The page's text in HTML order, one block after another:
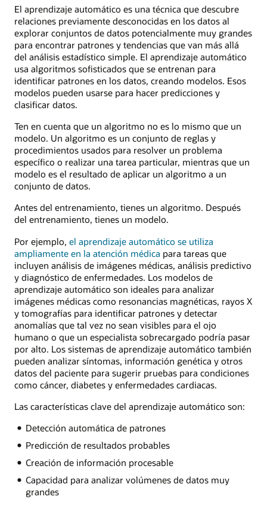
El aprendizaje automático es una técnica que descubre
relaciones previamente desconocidas en los datos al
explorar conjuntos de datos potencialmente muy grandes
para encontrar patrones y tendencias que van más allá
del análisis estadístico simple. El aprendizaje automático
usa algoritmos sofisticados que se entrenan para
identificar patrones en los datos, creando modelos. Esos
modelos pueden usarse para hacer predicciones y
clasificar datos.
Ten en cuenta que un algoritmo no es lo mismo que un
modelo. Un algoritmo es un conjunto de reglas y
procedimientos usados para resolver un problema
específico o realizar una tarea particular, mientras que un
modelo es el resultado de aplicar un algoritmo a un
conjunto de datos.
Antes del entrenamiento, tienes un algoritmo. Después
del entrenamiento, tienes un modelo.
Por ejemplo, el aprendizaje automático se utiliza
ampliamente en la atención médica para tareas que
incluyen análisis de imágenes médicas, análisis predictivo
y diagnóstico de enfermedades. Los modelos de
aprendizaje automático son ideales para analizar
imágenes médicas como resonancias magnéticas, rayos X
y tomografías para identificar patrones y detectar
anomalías que tal vez no sean visibles para el ojo
humano o que un especialista sobrecargado podría pasar
por alto. Los sistemas de aprendizaje automático también
pueden analizar síntomas, información genética y otros
datos del paciente para sugerir pruebas para condiciones
como cáncer, diabetes y enfermedades cardiacas.
Las características clave del aprendizaje automático son:
Detección automática de patrones
Predicción de resultados probables
Creación de información procesable
Capacidad para analizar volúmenes de datos muy
grandes